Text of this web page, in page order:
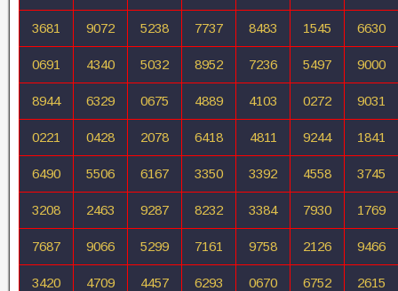
3681 9072 5238 7737 8483 1545 6630
0691 4340 5032 8952 7236 5497 9000
8944 6329 0675 4889 4103 0272 9031
0221 0428 2078 6418 4811 9244 1841
6490 5506 6167 3350 3392 4558 3745
3208 2463 9287 8232 3384 7930 1769
7687 9066 5299 7161 9758 2126 9466
3420 4709 4457 6293 0670 6752 2615